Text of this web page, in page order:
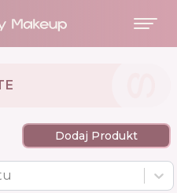
🇮🇳
Dodaj Produkt